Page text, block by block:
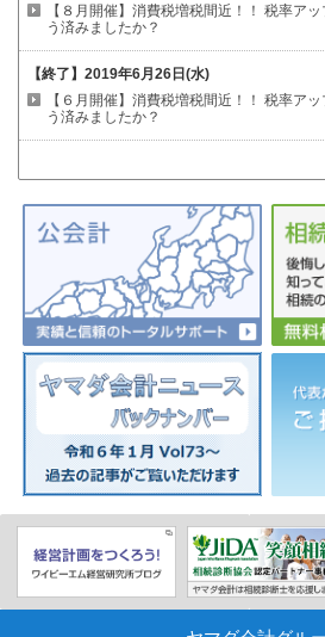
【８月開催】消費税増税間近！！ 税率アッ
う済みましたか？
【終了】 2019年6月26日(水)
【６月開催】消費税増税間近！！ 税率アッ
う済みましたか？